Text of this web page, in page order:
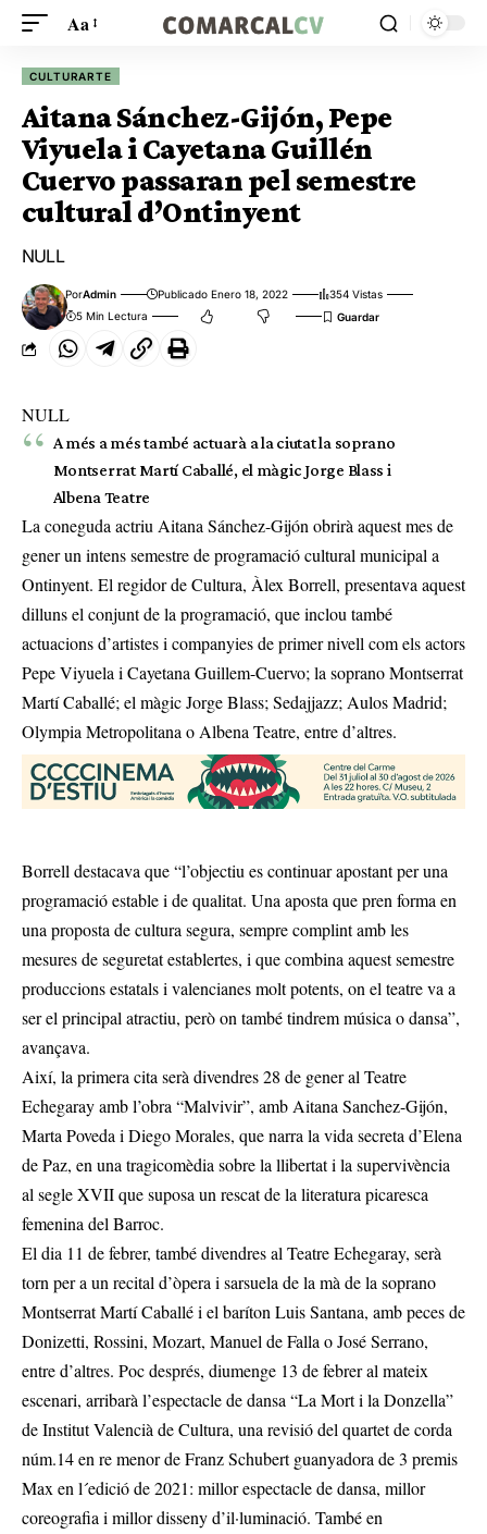
Aa
CULTURARTE
Aitana Sánchez-Gijón, Pepe
Viyuela i Cayetana Guillén
Cuervo passaran pel semestre
cultural d’Ontinyent
NULL
PorAdmin Publicado Enero 18, 2022
354 Vistas
5 Min Lectura
NULL
A més a més també actuarà a la ciutat la soprano
Montserrat Martí Caballé, el màgic Jorge Blass i
Albena Teatre
La coneguda actriu Aitana Sánchez-Gijón obrirà aquest mes de
gener un intens semestre de programació cultural municipal a
Ontinyent. El regidor de Cultura, Àlex Borrell, presentava aquest
dilluns el conjunt de la programació, que inclou també
actuacions d’artistes i companyies de primer nivell com els actors
Pepe Viyuela i Cayetana Guillem-Cuervo; la soprano Montserrat
Martí Caballé; el màgic Jorge Blass; Sedajjazz; Aulos Madrid;
Olympia Metropolitana o Albena Teatre, entre d’altres.
Borrell destacava que “l’objectiu es continuar apostant per una
programació estable i de qualitat. Una aposta que pren forma en
una proposta de cultura segura, sempre complint amb les
mesures de seguretat establertes, i que combina aquest semestre
produccions estatals i valencianes molt potents, on el teatre va a
ser el principal atractiu, però on també tindrem música o dansa”,
avançava.
Així, la primera cita serà divendres 28 de gener al Teatre
Echegaray amb l’obra “Malvivir”, amb Aitana Sanchez-Gijón,
Marta Poveda i Diego Morales, que narra la vida secreta d’Elena
de Paz, en una tragicomèdia sobre la llibertat i la supervivència
al segle XVII que suposa un rescat de la literatura picaresca
femenina del Barroc.
El dia 11 de febrer, també divendres al Teatre Echegaray, serà
torn per a un recital d’òpera i sarsuela de la mà de la soprano
Montserrat Martí Caballé i el baríton Luis Santana, amb peces de
Donizetti, Rossini, Mozart, Manuel de Falla o José Serrano,
entre d’altres. Poc després, diumenge 13 de febrer al mateix
escenari, arribarà l’espectacle de dansa “La Mort i la Donzella”
de Institut Valencià de Cultura, una revisió del quartet de corda
núm.14 en re menor de Franz Schubert guanyadora de 3 premis
Max en l´edició de 2021: millor espectacle de dansa, millor
coreografia i millor disseny d’il·luminació. També en